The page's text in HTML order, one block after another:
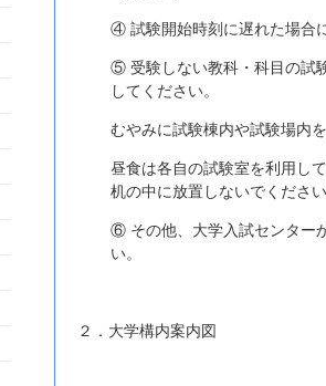
④ 試験開始時刻に遅れた場合
⑤ 受験しない教科・科目の試
してください。
むやみに試験棟内や試験場内
昼食は各自の試験室を利用し
机の中に放置しないでください
⑥ その他、大学入試センター
い。
２．大学構内案内図